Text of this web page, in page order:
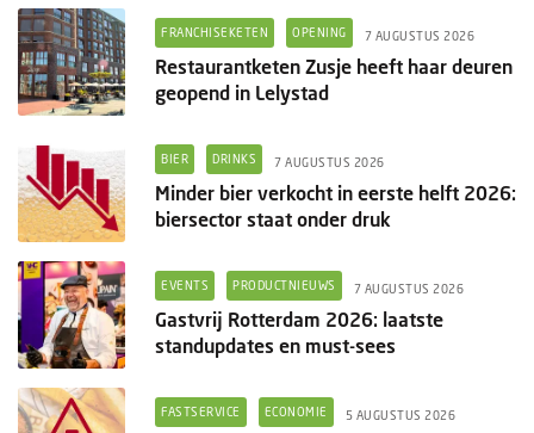
FRANCHISEKETEN OPENING 7 AUGUSTUS 2026
Restaurantketen Zusje heeft haar deuren
geopend in Lelystad
BIER DRINKS 7 AUGUSTUS 2026
Minder bier verkocht in eerste helft 2026:
biersector staat onder druk
EVENTS PRODUCTNIEUWS 7 AUGUSTUS 2026
Gastvrij Rotterdam 2026: laatste
standupdates en must-sees
FASTSERVICE ECONOMIE 5 AUGUSTUS 2026